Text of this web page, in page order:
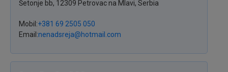
Šetonje bb, 12309 Petrovac na Mlavi, Serbia
Mobil +381 69 2505 050
Email nenadsreja@hotmail.com